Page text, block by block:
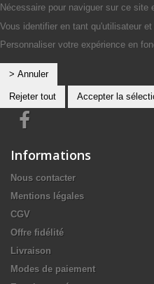
Nécessaire pour naviguer sur ce site
Vous identifier en tant qu'utilisateur
Personnaliser votre expérience en
> Annuler
Rejeter tout Accepter la
Informations
Nous contacter
Mentions légales
CGV
Offre fidélité
Livraison
Modes de paiement